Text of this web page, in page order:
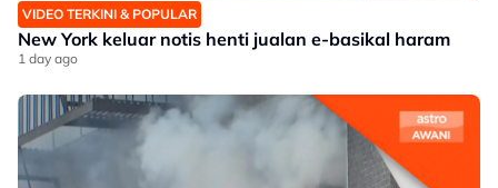
VIDEO TERKINI & POPULAR
New York keluar notis henti jualan e-basikal haram
1 day ago